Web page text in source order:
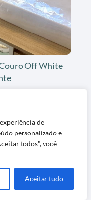
de
personalizado e
todos", você
Aceitar tudo
Off White
em Aço